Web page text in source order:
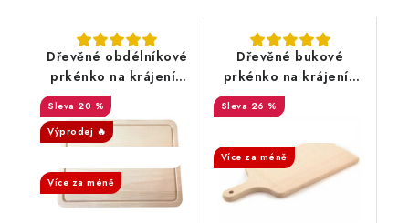
Dřevěné obdélníkové
prkénko na krájení -
30 cm
20 %
Výprodej 🔥
Více za méně
Dřevěné bukové
prkénko na krájení -
16x36 cm
26 %
Více za méně